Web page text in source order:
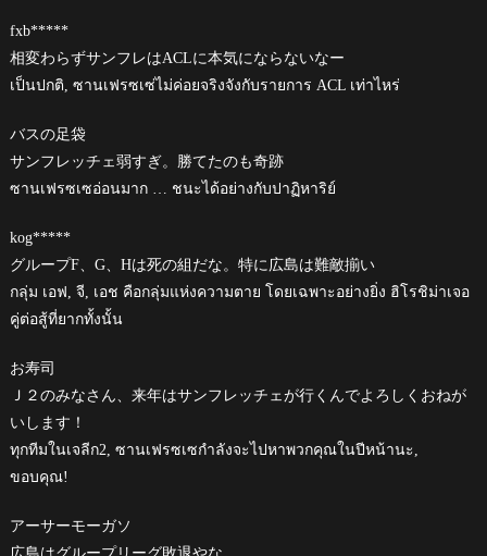
fxb*****
相変わらずサンフレはACLに本気にならないなー
เป็นปกติ, ซานเฟรซเซ่ไม่ค่อยจริงจังกับรายการ ACL เท่าไหร่
バスの足袋
サンフレッチェ弱すぎ。勝てたのも奇跡
ซานเฟรซเซอ่อนมาก … ชนะได้อย่างกับปาฏิหาริย์
kog*****
グループF、G、Hは死の組だな。特に広島は難敵揃い
กลุ่ม เอฟ, จี, เอช คือกลุ่มแห่งความตาย โดยเฉพาะอย่างยิ่ง ฮิโรชิม่าเจอ
คู่ต่อสู้ที่ยากทั้งนั้น
お寿司
Ｊ２のみなさん、来年はサンフレッチェが行くんでよろしくおねが
いします！
ทุกทีมในเจลีก2, ซานเฟรซเซกำลังจะไปหาพวกคุณในปีหน้านะ,
ขอบคุณ!
アーサーモーガソ